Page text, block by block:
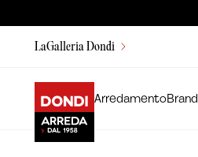
LaGalleria Dondi
ArredamentoBrand